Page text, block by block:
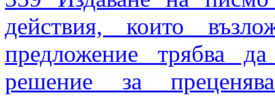
действия, които
предложение трябва
решение за